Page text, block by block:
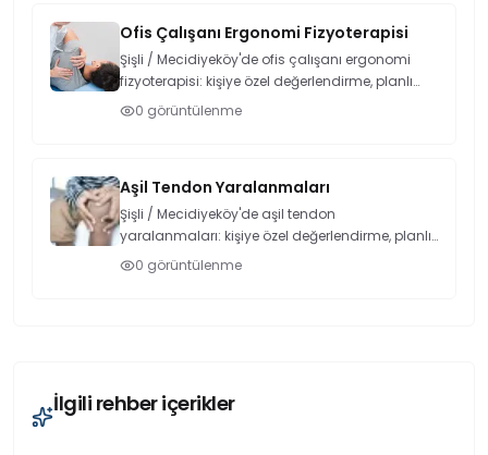
Ofis Çalışanı Ergonomi Fizyoterapisi
Şişli / Mecidiyeköy'de ofis çalışanı ergonomi
fizyoterapisi: kişiye özel değerlendirme, planlı
rehabilitasyon ve ev programı. Ahmet Yıldırım
Mecidiyeköy kliniğinden randevu alın.
0 görüntülenme
Aşil Tendon Yaralanmaları
Şişli / Mecidiyeköy'de aşil tendon
yaralanmaları: kişiye özel değerlendirme, planlı
rehabilitasyon ve ev programı. Ahmet Yıldırım
Mecidiyeköy kliniğinden randevu alın.
0 görüntülenme
İlgili rehber içerikler